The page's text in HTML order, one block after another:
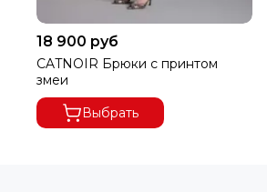
18 900 руб
CATNOIR Брюки с принтом
змеи
Выбрать